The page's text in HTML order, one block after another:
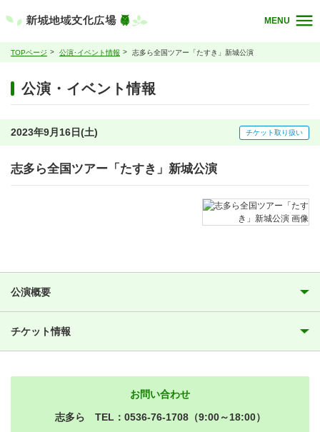
MENU
TOPページ 公演･イベント情報 志多ら全国ツアー「たすき」新城公演
公演・イベント情報
2023年9月16日(土) チケット取り扱い
志多ら全国ツアー「たすき」新城公演
公演概要
チケット情報
お問い合わせ
志多ら TEL：0536-76-1708（9:00～18:00）